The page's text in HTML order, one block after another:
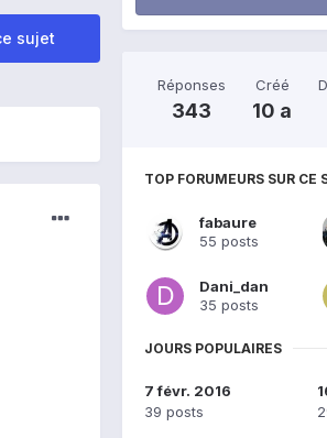
sujet
Réponses
343
Créé
10 a
TOP FORUMEURS SUR CE
fabaure
55 posts
Dani_dan
35 posts
JOURS POPULAIRES
7 févr. 2016
39 posts